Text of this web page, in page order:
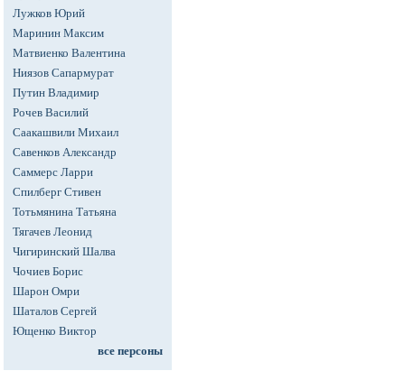
Лужков Юрий
Маринин Максим
Матвиенко Валентина
Ниязов Сапармурат
Путин Владимир
Рочев Василий
Саакашвили Михаил
Савенков Александр
Саммерс Ларри
Спилберг Стивен
Тотьмянина Татьяна
Тягачев Леонид
Чигиринский Шалва
Чочиев Борис
Шарон Омри
Шаталов Сергей
Ющенко Виктор
все персоны